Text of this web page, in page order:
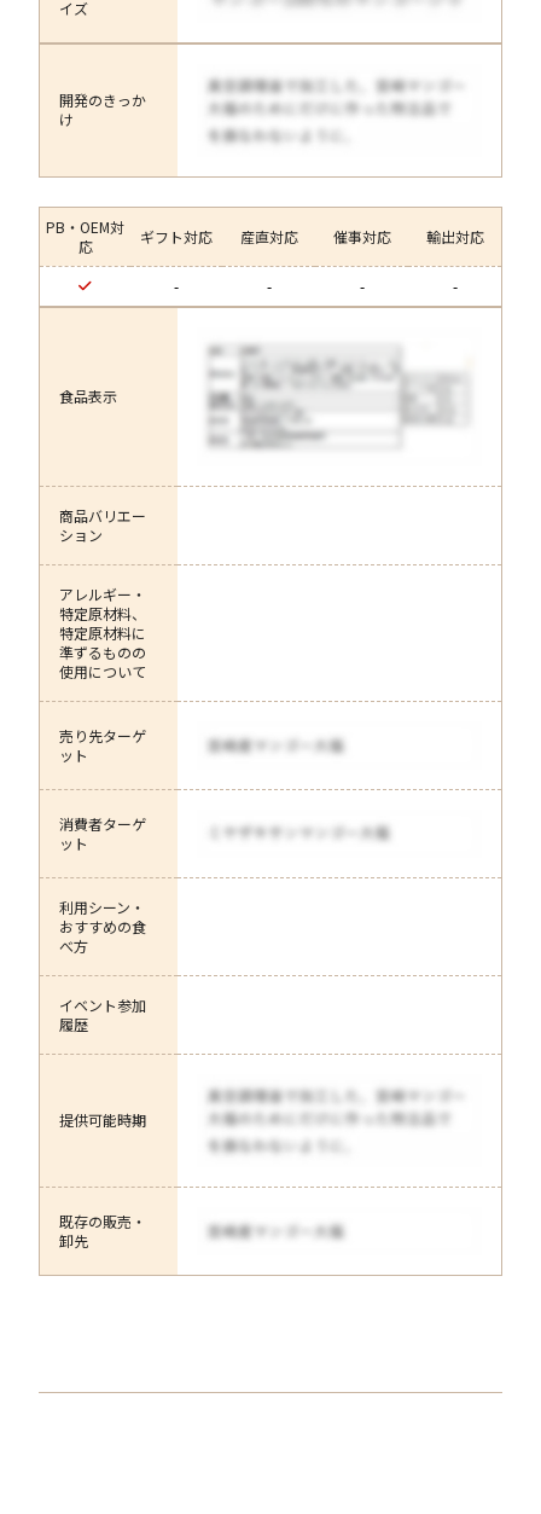
イズ
開発のきっか
け
PB・OEM対
応
ギフト対応 産直対応 催事対応 輸出対応
- - - -
食品表示
商品バリエー
ション
アレルギー・
特定原材料、
特定原材料に
準ずるものの
使用について
売り先ターゲ
ット
消費者ターゲ
ット
利用シーン・
おすすめの食
べ方
イベント参加
履歴
提供可能時期
既存の販売・
卸先